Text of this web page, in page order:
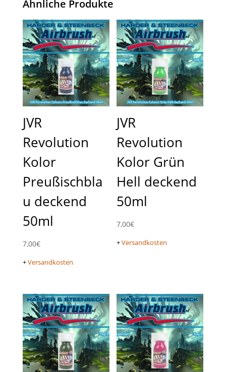
Ähnliche Produkte
JVR
Revolution
Kolor
Preußischbla
u deckend
50ml
7,00€
+Versandkosten
JVR
Revolution
Kolor Grün
Hell deckend
50ml
7,00€
+Versandkosten